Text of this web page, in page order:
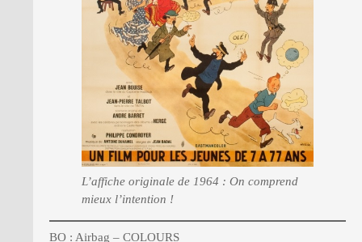
L’affiche originale de 1964 : On comprend
mieux l’intention !
BO : Airbag – COLOURS